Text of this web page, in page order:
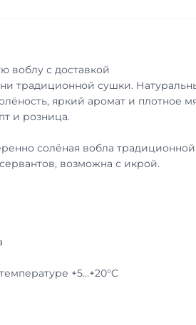
воблу с доставкой
традиционной сушки.
яркий аромат и плотное
и розница.
солёная вобла традиционной
возможна с икрой.
+5…+20°C